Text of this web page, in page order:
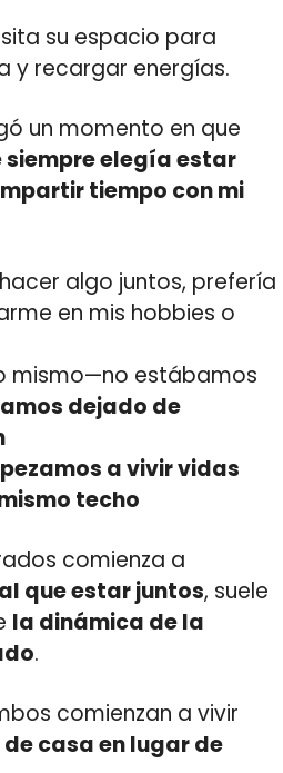
su espacio para
y recargar energías.
un momento en que
elegía estar
tiempo con mi
algo juntos, prefería
en mis hobbies o
mismo—no estábamos
dejado de
a vivir vidas
techo
comienza a
que estar juntos, suele
la dinámica de la
.
comienzan a vivir
casa en lugar de